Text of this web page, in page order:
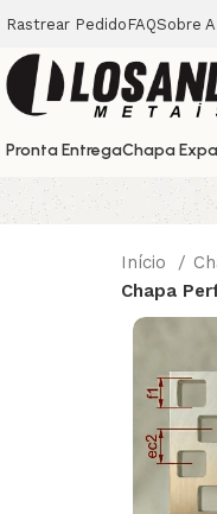
Rastrear Pedido FAQSobre
Pronta EntregaChapa
Início
Chapa